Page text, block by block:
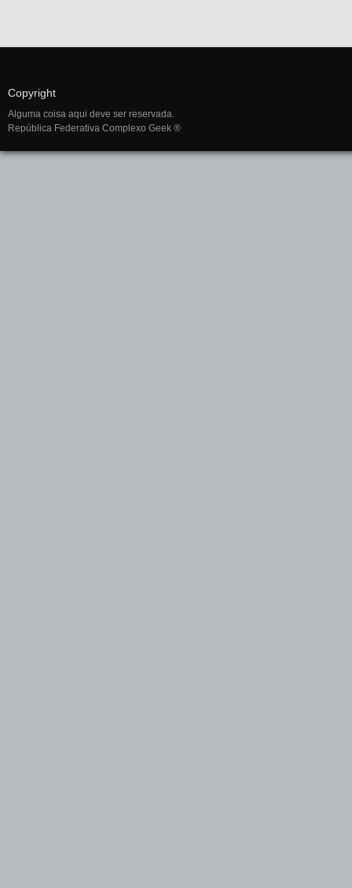
Copyright
Alguma coisa aqui deve ser reservada.
República Federativa Complexo Geek ®